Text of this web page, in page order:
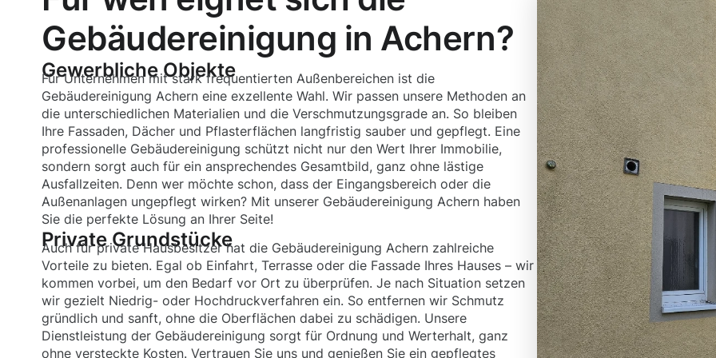
Gebäudereinigung in Achern?
Gewerbliche Objekte
Für Unternehmen mit stark frequentierten Außenbereichen ist die
Gebäudereinigung Achern eine exzellente Wahl. Wir passen unsere Methoden an
die unterschiedlichen Materialien und die Verschmutzungsgrade an. So bleiben
Ihre Fassaden, Dächer und Pflasterflächen langfristig sauber und gepflegt. Eine
professionelle Gebäudereinigung schützt nicht nur den Wert Ihrer Immobilie,
sondern sorgt auch für ein ansprechendes Gesamtbild, ganz ohne lästige
Ausfallzeiten. Denn wer möchte schon, dass der Eingangsbereich oder die
Außenanlagen ungepflegt wirken? Mit unserer Gebäudereinigung Achern haben
Sie die perfekte Lösung an Ihrer Seite!
Private Grundstücke
Auch für private Hausbesitzer hat die Gebäudereinigung Achern zahlreiche
Vorteile zu bieten. Egal ob Einfahrt, Terrasse oder die Fassade Ihres Hauses – wir
kommen vorbei, um den Bedarf vor Ort zu überprüfen. Je nach Situation setzen
wir gezielt Niedrig- oder Hochdruckverfahren ein. So entfernen wir Schmutz
gründlich und sanft, ohne die Oberflächen dabei zu schädigen. Unsere
Dienstleistung der Gebäudereinigung sorgt für Ordnung und Werterhalt, ganz
ohne versteckte Kosten. Vertrauen Sie uns und genießen Sie ein gepflegtes